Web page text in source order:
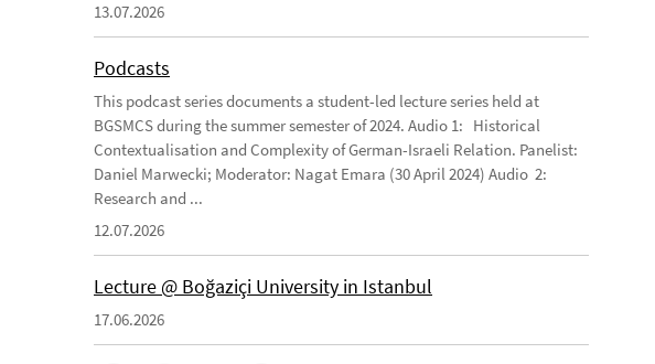
13.07.2026
Podcasts
This podcast series documents a student-led lecture series held at
BGSMCS during the summer semester of 2024. Audio 1: Historical
Contextualisation and Complexity of German-Israeli Relation. Panelist:
Daniel Marwecki; Moderator: Nagat Emara (30 April 2024) Audio 2:
Research and ...
12.07.2026
Lecture @ Boğaziçi University in Istanbul
17.06.2026